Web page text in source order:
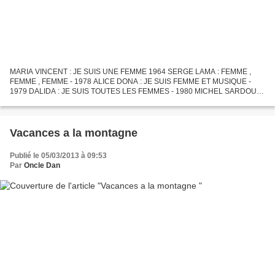
MARIA VINCENT : JE SUIS UNE FEMME 1964 SERGE LAMA : FEMME ,
FEMME , FEMME - 1978 ALICE DONA : JE SUIS FEMME ET MUSIQUE -
1979 DALIDA : JE SUIS TOUTES LES FEMMES - 1980 MICHEL SARDOU :
1982 DALIDA...
Vacances a la montagne
Publié le 05/03/2013 à 09:53
Par Oncle Dan